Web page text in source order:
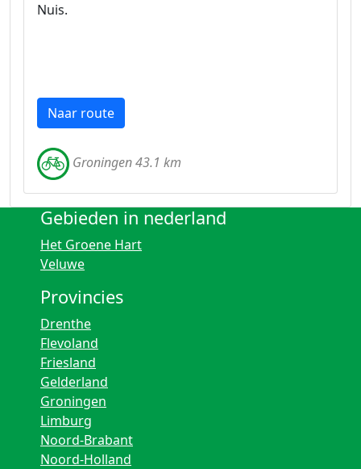
Nuis.
Naar route
Groningen 43.1 km
Gebieden in nederland
Het Groene Hart
Veluwe
Provincies
Drenthe
Flevoland
Friesland
Gelderland
Groningen
Limburg
Noord-Brabant
Noord-Holland